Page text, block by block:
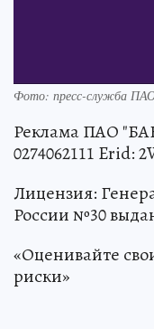
Фото: пресс-служба
Реклама ПАО
0274062111 Erid:
Лицензия:
России №30
«Оценивайте
риски»